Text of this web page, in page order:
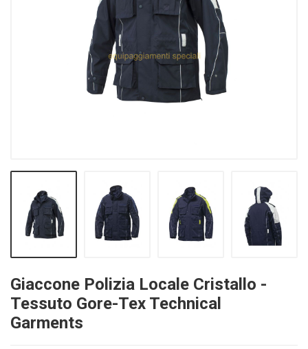
Giaccone Polizia Locale Cristallo -
Tessuto Gore-Tex Technical
Garments